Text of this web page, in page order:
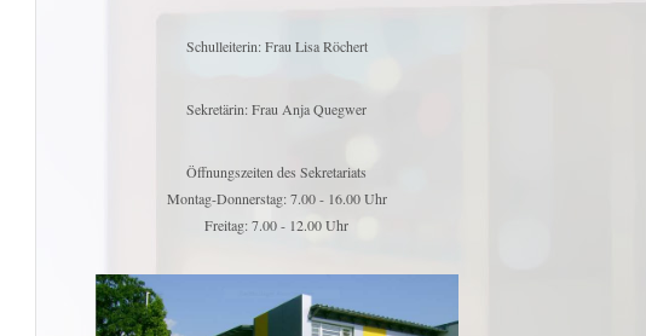
Schulleiterin: Frau Lisa Röchert
Sekretärin: Frau Anja Quegwer
Öffnungszeiten des Sekretariats
Montag-Donnerstag: 7.00 - 16.00 Uhr
Freitag: 7.00 - 12.00 Uhr